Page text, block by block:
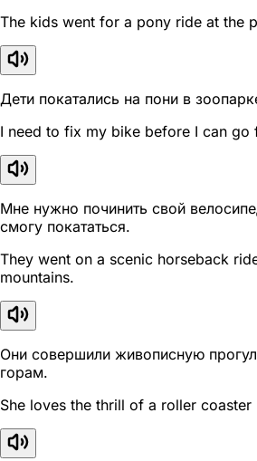
The kids went for a pony ride at the
Дети покатались на пони в
I need to fix my bike before I can go
Мне нужно починить свой
смогу покататься.
They went on a scenic horseback
mountains.
Они совершили живописную
горам.
She loves the thrill of a roller coaster